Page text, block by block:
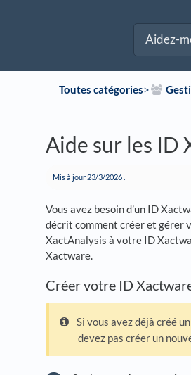
Toutes catégories​>​
Aide sur les ID
Mis à jour 23/3/2026
Vous avez besoin d’un ID
décrit comment créer et gérer
XactAnalysis à votre ID
Xactware.
Créer votre ID
Si vous avez déjà créé
devez pas créer un